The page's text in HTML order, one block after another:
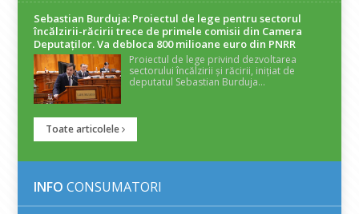
Sebastian Burduja: Proiectul de lege pentru sectorul
încălzirii-răcirii trece de primele comisii din Camera
Deputaților. Va debloca 800 milioane euro din PNRR
Proiectul de lege privind dezvoltarea
sectorului încălzirii și răcirii, inițiat de
deputatul Sebastian Burduja...
Toate articolele
INFO CONSUMATORI